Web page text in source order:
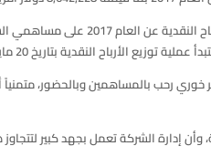
20 مايو 2018 وبحسب ما يتم الاعلان عنه بالصحف المحلية.
خوري رحب بالمساهمين وبالحضور،
المختلفة، وأن إدارة الشركة